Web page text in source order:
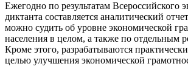
Ежегодно по результатам Всероссийского
диктанта составляется аналитический
можно судить об уровне экономической
населения в целом, а также по отдельным
Кроме этого, разрабатываются
целью улучшения экономической